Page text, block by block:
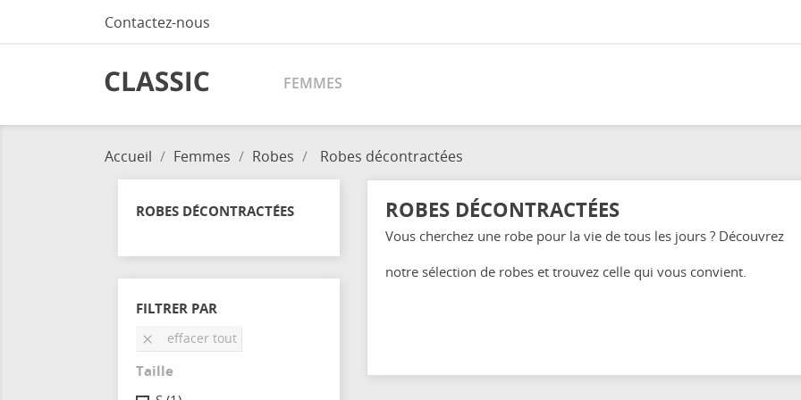
Contactez-nous
FEMMES
Accueil Femmes Robes Robes décontractées
ROBES DÉCONTRACTÉES
FILTRER PAR
 effacer tout
Taille
ROBES DÉCONTRACTÉES
Vous cherchez une robe pour la vie de tous les jours ? Découvrez
notre sélection de robes et trouvez celle qui vous convient.